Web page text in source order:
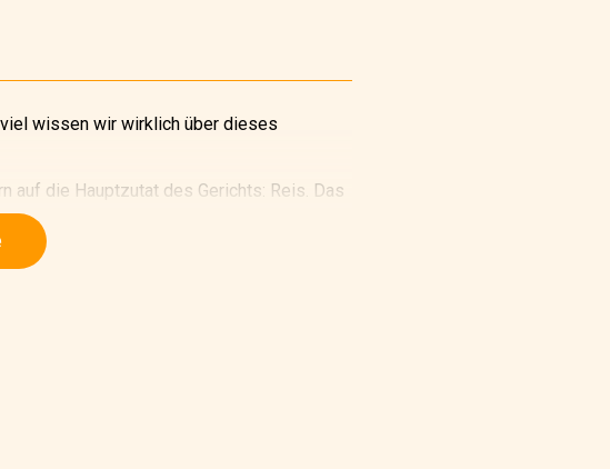
wissen wir wirklich über dieses
auf die Hauptzutat des Gerichts: Reis. Das